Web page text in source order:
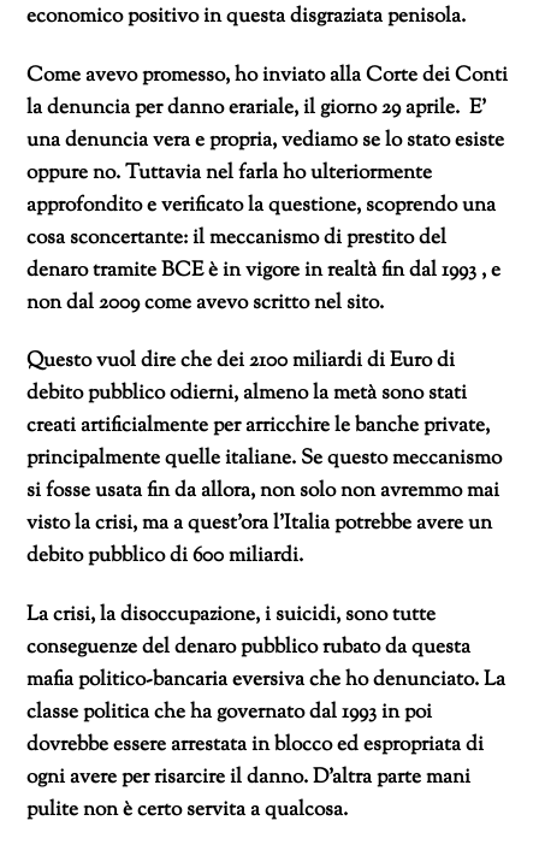
economico positivo in questa disgraziata penisola.
Come avevo promesso, ho inviato alla Corte dei Conti
la denuncia perdanno erariale, il giorno 29 aprile. E’
una denuncia vera e propria, vediamo se lo stato esiste
oppure no. Tuttavia nel farla ho ulteriormente
approfondito e verificato la questione, scoprendo una
cosa sconcertante: il meccanismo di prestito del
denaro tramite BCE è in vigore in realtà fin dal 1993 , e
non dal 2009 come avevo scritto nel sito.
Questo vuol dire che dei 2100 miliardi di Euro di
debito pubblico odierni, almeno la metà sono stati
creati artificialmente per arricchire le banche private,
principalmente quelle italiane. Se questo meccanismo
si fosse usata fin da allora, non solo non avremmo mai
visto la crisi, ma a quest’ora l’Italia potrebbe avere un
debito pubblico di 600 miliardi.
La crisi, la disoccupazione, i suicidi, sono tutte
conseguenze del denaro pubblico rubato da questa
mafia politico-bancaria eversiva che ho denunciato. La
classe politica che ha governato dal 1993 in poi
dovrebbe essere arrestata in blocco ed espropriata di
ogni avere per risarcire il danno. D’altra parte mani
pulite non è certo servita a qualcosa.